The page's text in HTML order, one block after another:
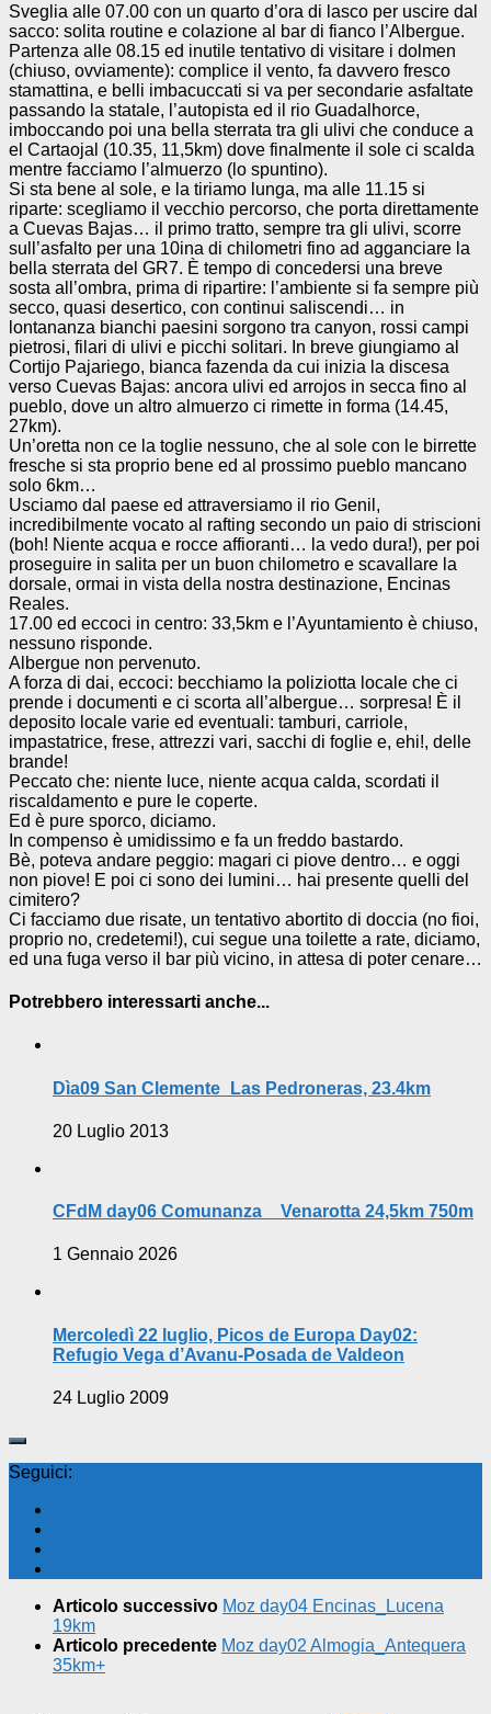
Sveglia alle 07.00 con un quarto d’ora di lasco per uscire dal
sacco: solita routine e colazione al bar di fianco l’Albergue.
Partenza alle 08.15 ed inutile tentativo di visitare i dolmen
(chiuso, ovviamente): complice il vento, fa davvero fresco
stamattina, e belli imbacuccati si va per secondarie asfaltate
passando la statale, l’autopista ed il rio Guadalhorce,
imboccando poi una bella sterrata tra gli ulivi che conduce a
el Cartaojal (10.35, 11,5km) dove finalmente il sole ci scalda
mentre facciamo l’almuerzo (lo spuntino).
Si sta bene al sole, e la tiriamo lunga, ma alle 11.15 si
riparte: scegliamo il vecchio percorso, che porta direttamente
a Cuevas Bajas… il primo tratto, sempre tra gli ulivi, scorre
sull’asfalto per una 10ina di chilometri fino ad agganciare la
bella sterrata del GR7. È tempo di concedersi una breve
sosta all’ombra, prima di ripartire: l’ambiente si fa sempre più
secco, quasi desertico, con continui saliscendi… in
lontananza bianchi paesini sorgono tra canyon, rossi campi
pietrosi, filari di ulivi e picchi solitari. In breve giungiamo al
Cortijo Pajariego, bianca fazenda da cui inizia la discesa
verso Cuevas Bajas: ancora ulivi ed arrojos in secca fino al
pueblo, dove un altro almuerzo ci rimette in forma (14.45,
27km).
Un’oretta non ce la toglie nessuno, che al sole con le birrette
fresche si sta proprio bene ed al prossimo pueblo mancano
solo 6km…
Usciamo dal paese ed attraversiamo il rio Genil,
incredibilmente vocato al rafting secondo un paio di striscioni
(boh! Niente acqua e rocce affioranti… la vedo dura!), per poi
proseguire in salita per un buon chilometro e scavallare la
dorsale, ormai in vista della nostra destinazione, Encinas
Reales.
17.00 ed eccoci in centro: 33,5km e l’Ayuntamiento è chiuso,
nessuno risponde.
Albergue non pervenuto.
A forza di dai, eccoci: becchiamo la poliziotta locale che ci
prende i documenti e ci scorta all’albergue… sorpresa! È il
deposito locale varie ed eventuali: tamburi, carriole,
impastatrice, frese, attrezzi vari, sacchi di foglie e, ehi!, delle
brande!
Peccato che: niente luce, niente acqua calda, scordati il
riscaldamento e pure le coperte.
Ed è pure sporco, diciamo.
In compenso è umidissimo e fa un freddo bastardo.
Bè, poteva andare peggio: magari ci piove dentro… e oggi
non piove! E poi ci sono dei lumini… hai presente quelli del
cimitero?
Ci facciamo due risate, un tentativo abortito di doccia (no fioi,
proprio no, credetemi!), cui segue una toilette a rate, diciamo,
ed una fuga verso il bar più vicino, in attesa di poter cenare…
Potrebbero interessarti anche...
Dìa09 San Clemente_Las Pedroneras, 23.4km
20 Luglio 2013
CFdM day06 Comunanza _ Venarotta 24,5km 750m
1 Gennaio 2026
Mercoledì 22 luglio, Picos de Europa Day02:
Refugio Vega d’Avanu-Posada de Valdeon
24 Luglio 2009
Seguici:
Articolo successivo Moz day04 Encinas_Lucena
19km
Articolo precedente Moz day02 Almogia_Antequera
35km+